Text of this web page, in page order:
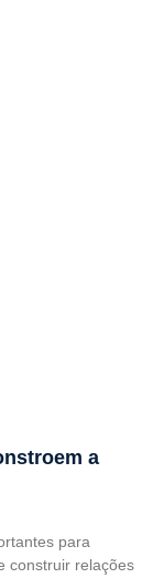
a
para
construir relações